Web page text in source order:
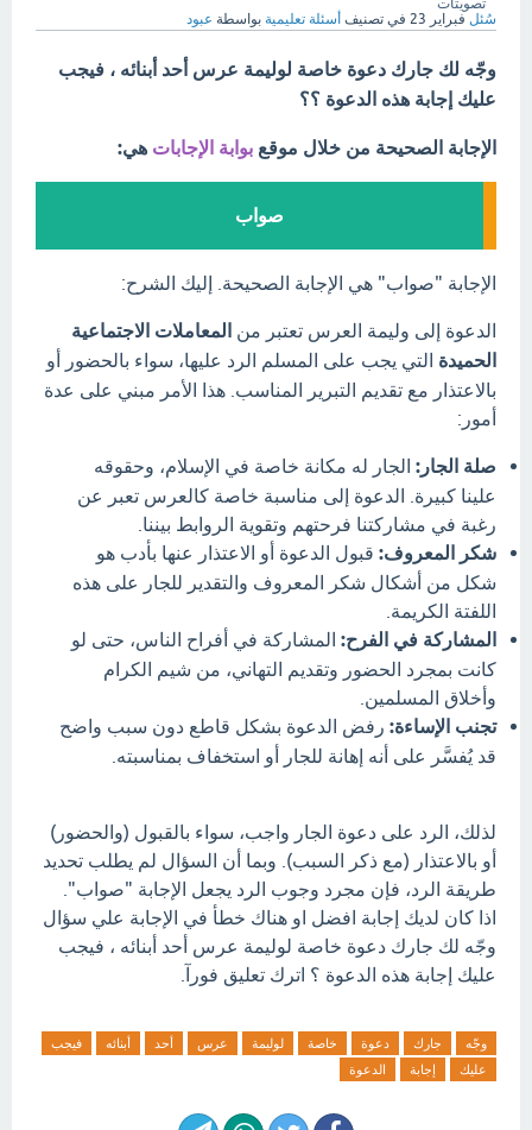
تصويتات
سُئل فبراير 23 في تصنيف أسئلة تعليمية بواسطة عبود
وجّه لك جارك دعوة خاصة لوليمة عرس أحد أبنائه ، فيجب
عليك إجابة هذه الدعوة ؟؟
الإجابة الصحيحة من خلال موقع بوابة الإجابات هي:
صواب
الإجابة "صواب" هي الإجابة الصحيحة. إليك الشرح:
الدعوة إلى وليمة العرس تعتبر من المعاملات الاجتماعية
الحميدة التي يجب على المسلم الرد عليها، سواء بالحضور أو
بالاعتذار مع تقديم التبرير المناسب. هذا الأمر مبني على عدة
أمور:
صلة الجار: الجار له مكانة خاصة في الإسلام، وحقوقه
علينا كبيرة. الدعوة إلى مناسبة خاصة كالعرس تعبر عن
رغبة في مشاركتنا فرحتهم وتقوية الروابط بيننا.
شكر المعروف: قبول الدعوة أو الاعتذار عنها بأدب هو
شكل من أشكال شكر المعروف والتقدير للجار على هذه
اللفتة الكريمة.
المشاركة في الفرح: المشاركة في أفراح الناس، حتى لو
كانت بمجرد الحضور وتقديم التهاني، من شيم الكرام
وأخلاق المسلمين.
تجنب الإساءة: رفض الدعوة بشكل قاطع دون سبب واضح
قد يُفسَّر على أنه إهانة للجار أو استخفاف بمناسبته.
لذلك، الرد على دعوة الجار واجب، سواء بالقبول (والحضور)
أو بالاعتذار (مع ذكر السبب). وبما أن السؤال لم يطلب تحديد
طريقة الرد، فإن مجرد وجوب الرد يجعل الإجابة "صواب".
اذا كان لديك إجابة افضل او هناك خطأ في الإجابة علي سؤال
وجّه لك جارك دعوة خاصة لوليمة عرس أحد أبنائه ، فيجب
عليك إجابة هذه الدعوة ؟ اترك تعليق فورآ.
وجّه جارك دعوة خاصة لوليمة عرس أحد أبنائه
فيجب
عليك
إجابة الدعوة